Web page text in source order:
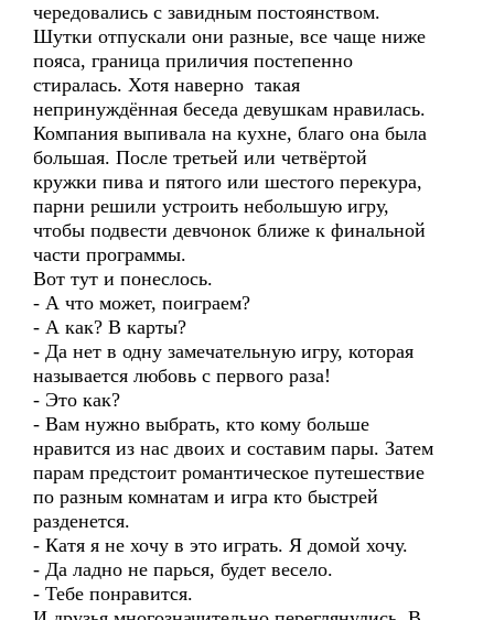
чередовались с завидным постоянством.
Шутки отпускали они разные, все чаще ниже
пояса, граница приличия постепенно
стиралась. Хотя наверно такая
непринуждённая беседа девушкам нравилась.
Компания выпивала на кухне, благо она была
большая. После третьей или четвёртой
кружки пива и пятого или шестого перекура,
парни решили устроить небольшую игру,
чтобы подвести девчонок ближе к финальной
части программы.
Вот тут и понеслось.
- А что может, поиграем?
- А как? В карты?
- Да нет в одну замечательную игру, которая
называется любовь с первого раза!
- Это как?
- Вам нужно выбрать, кто кому больше
нравится из нас двоих и составим пары. Затем
парам предстоит романтическое путешествие
по разным комнатам и игра кто быстрей
разденется.
- Катя я не хочу в это играть. Я домой хочу.
- Да ладно не парься, будет весело.
- Тебе понравится.